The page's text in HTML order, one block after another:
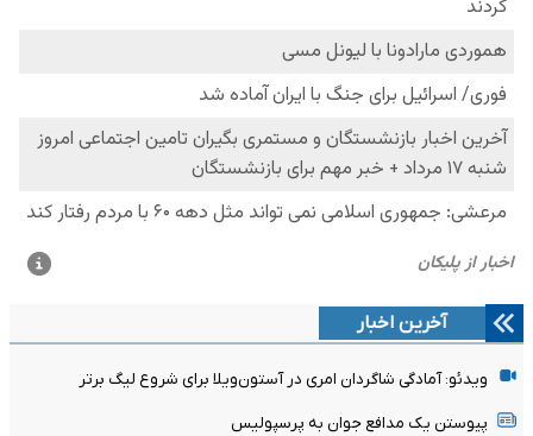
آخرین اخبار
ویدئو: آمادگی شاگردان امری در آستون‌ویلا برای شروع لیگ برتر
پیوستن یک مدافع جوان به پرسپولیس